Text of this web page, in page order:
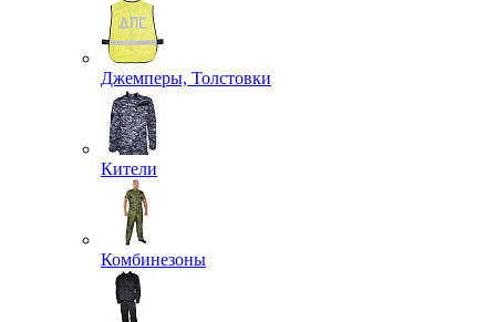
Джемперы, Толстовки
Кители
Комбинезоны